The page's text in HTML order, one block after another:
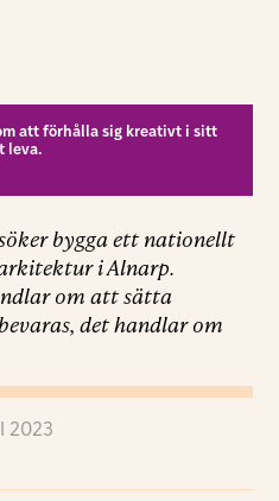
att förhålla sig kreativt i sitt
leva.
bygga ett nationellt
i Alnarp.
om att sätta
det handlar om
2023